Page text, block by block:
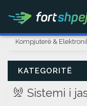
Kompjuterë &
KATEGORITË
Sistemi i